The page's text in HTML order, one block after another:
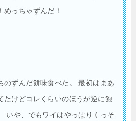
！めっちゃずんだ！
のずんだ餅味食べた。 最初はまあ
たけどコレくらいのほうが逆に飽
いや、でもワイはやっぱりくっそ